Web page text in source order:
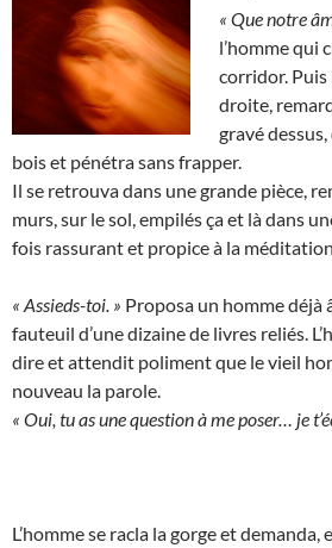
« Que notre
l’homme qui
corridor. Puis
droite,
gravé
bois et pénétra sans frapper.
Il se retrouva dans une grande pièce,
murs, sur le sol, empilés ça et là dans
fois rassurant et propice à la méditation.
« Assieds-toi. » Proposa un homme déjà
fauteuil d’une dizaine de livres reliés.
dire et attendit poliment que le vieil
nouveau la parole.
« Oui, tu as une question à me poser… je
L’homme se racla la gorge et